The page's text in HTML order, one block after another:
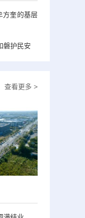
方奎的基层
磐护民安
查看更多 >